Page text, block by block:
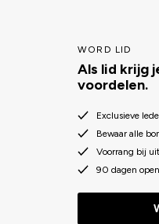
WORD LID
Als lid krijg
voordelen.
Exclusieve
Bewaar alle
Voorrang bij
90 dagen